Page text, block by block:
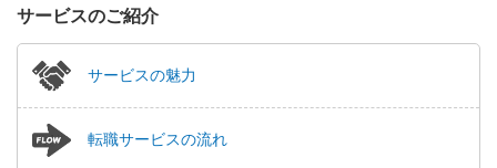
サービスのご紹介
サービスの魅力
転職サービスの流れ